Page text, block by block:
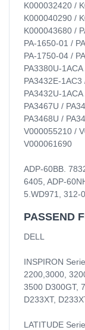
K000032420 /
K000040290 /
K000043680 /
PA-1650-01 /
PA-1750-04 /
PA3380U-
PA3432E-
PA3432U-
PA3467U /
PA3468U /
V000055210 /
V000061690
ADP-60BB.
6405, ADP-
5.WD971, 312-
PASSEND
DELL
INSPIRON
2200,3000,
3500 D300GT,
D233XT,
LATITUDE